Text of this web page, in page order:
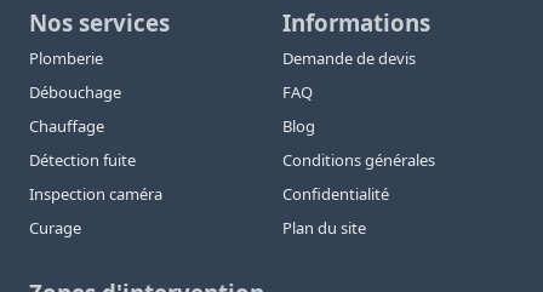
Nos services
Plomberie
Débouchage
Chauffage
Détection fuite
Inspection caméra
Curage
Informations
Demande de devis
FAQ
Blog
Conditions générales
Confidentialité
Plan du site